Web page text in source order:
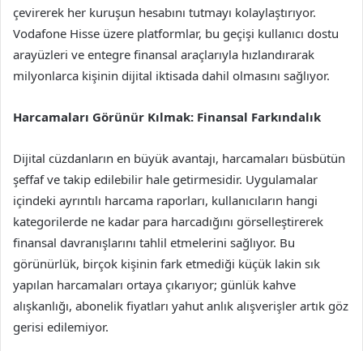
çevirerek her kuruşun hesabını tutmayı kolaylaştırıyor.
Vodafone Hisse üzere platformlar, bu geçişi kullanıcı dostu
arayüzleri ve entegre finansal araçlarıyla hızlandırarak
milyonlarca kişinin dijital iktisada dahil olmasını sağlıyor.
Harcamaları Görünür Kılmak: Finansal Farkındalık
Dijital cüzdanların en büyük avantajı, harcamaları büsbütün
şeffaf ve takip edilebilir hale getirmesidir. Uygulamalar
içindeki ayrıntılı harcama raporları, kullanıcıların hangi
kategorilerde ne kadar para harcadığını görselleştirerek
finansal davranışlarını tahlil etmelerini sağlıyor. Bu
görünürlük, birçok kişinin fark etmediği küçük lakin sık
yapılan harcamaları ortaya çıkarıyor; günlük kahve
alışkanlığı, abonelik fiyatları yahut anlık alışverişler artık göz
gerisi edilemiyor.